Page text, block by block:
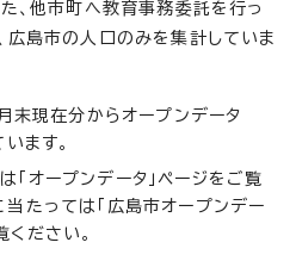
、他市町へ教育事務委託を行っ
広島市の人口のみを集計していま
現在分からオープンデータ
ます。
「オープンデータ」ページをご覧
当たっては「広島市オープンデー
ください。